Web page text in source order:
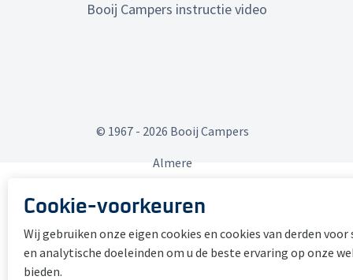
Booij Campers instructie video
© 1967 - 2026 Booij Campers
Almere
Cookie-voorkeuren
Wij gebruiken onze eigen cookies en cookies van derden
en analytische doeleinden om u de beste ervaring op onze
bieden.